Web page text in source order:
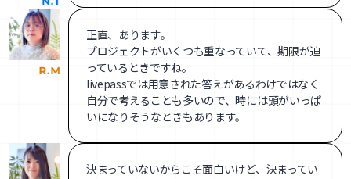
正直、あります。
プロジェクトがいくつも重なっていて、期限が迫
っているときですね。
livepassでは用意された答えがあるわけではなく
自分で考えることも多いので、時には頭がいっぱ
いになりそうなときもあります。
決まっていないからこそ面白いけど、決まってい